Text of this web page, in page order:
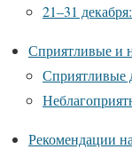
21–31
Сприятливые и
Сприятливые
Рекомендации